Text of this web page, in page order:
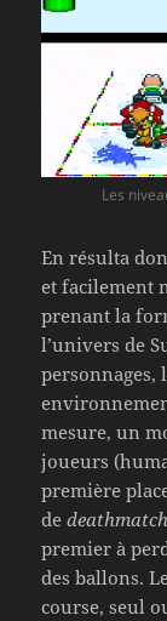
Les
En résulta
et facilement
prenant la
l’univers de
personnages,
mesure, un
joueurs
première
dedeathmatch
premier à
des ballons.
course, seul